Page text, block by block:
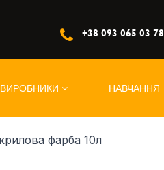
+38 093 065 03 78
ВИРОБНИКИ НАВЧАННЯ
фарба 10л